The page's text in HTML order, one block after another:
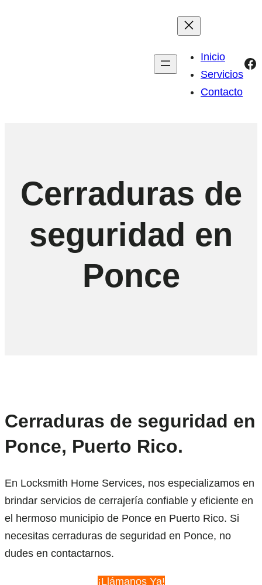
Inicio
Servicios
Contacto
Cerraduras de
seguridad en
Ponce
Cerraduras de seguridad en
Ponce, Puerto Rico.
En Locksmith Home Services, nos especializamos en
brindar servicios de cerrajería confiable y eficiente en
el hermoso municipio de Ponce en Puerto Rico. Si
necesitas cerraduras de seguridad en Ponce, no
dudes en contactarnos.
¡Llámanos Ya!